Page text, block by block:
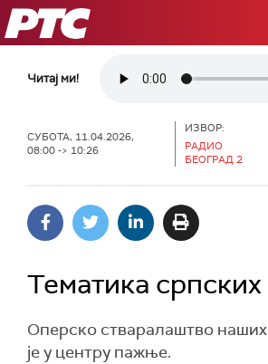
РТС
Читај ми!
СУБОТА, 11.04.2026,
08:00 -> 10:26
ИЗВОР:
РАДИО
БЕОГРАД 2
Тематика
Оперско стваралаштво
је у центру пажње.